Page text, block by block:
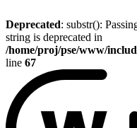
Deprecated: substr():
string is deprecated in
/home/proj/pse/www/
line 67